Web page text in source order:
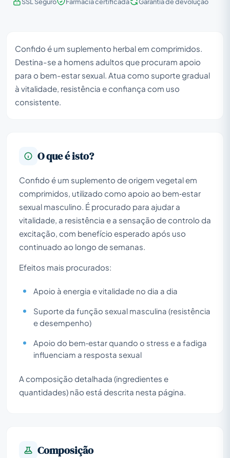
Confido é um suplemento herbal em comprimidos.
Destina-se a homens adultos que procuram apoio
para o bem-estar sexual. Atua como suporte gradual
à vitalidade, resistência e confiança com uso
consistente.
O que é isto?
Confido é um suplemento de origem vegetal em
comprimidos, utilizado como apoio ao bem‑estar
sexual masculino. É procurado para ajudar a
vitalidade, a resistência e a sensação de controlo da
excitação, com benefício esperado após uso
continuado ao longo de semanas.
Efeitos mais procurados:
Apoio à energia e vitalidade no dia a dia
Suporte da função sexual masculina (resistência
e desempenho)
Apoio do bem‑estar quando o stress e a fadiga
influenciam a resposta sexual
A composição detalhada (ingredientes e
quantidades) não está descrita nesta página.
Composição